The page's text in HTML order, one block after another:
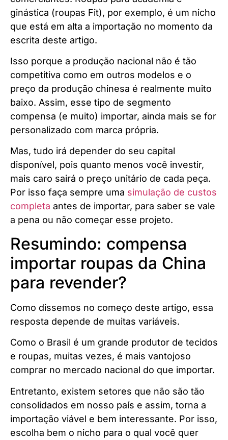
ginástica (roupas Fit), por exemplo, é um nicho
que está em alta a importação no momento da
escrita deste artigo.
Isso porque a produção nacional não é tão
competitiva como em outros modelos e o
preço da produção chinesa é realmente muito
baixo. Assim, esse tipo de segmento
compensa (e muito) importar, ainda mais se for
personalizado com marca própria.
Mas, tudo irá depender do seu capital
disponível, pois quanto menos você investir,
mais caro sairá o preço unitário de cada peça.
Por isso faça sempre uma simulação de custos
completa antes de importar, para saber se vale
a pena ou não começar esse projeto.
Resumindo: compensa
importar roupas da China
para revender?
Como dissemos no começo deste artigo, essa
resposta depende de muitas variáveis.
Como o Brasil é um grande produtor de tecidos
e roupas, muitas vezes, é mais vantojoso
comprar no mercado nacional do que importar.
Entretanto, existem setores que não são tão
consolidados em nosso país e assim, torna a
importação viável e bem interessante. Por isso,
escolha bem o nicho para o qual você quer